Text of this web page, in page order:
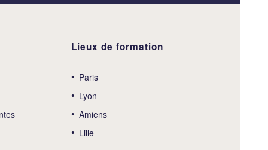
Lieux de formation
Paris
Lyon
Amiens
Lille